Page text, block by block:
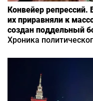
Конвейер репрессий.
их приравняли к
создан поддельный
Хроника